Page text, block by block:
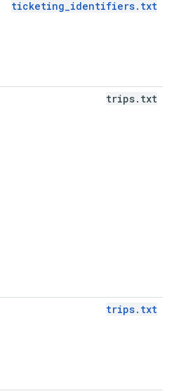
ticketing_identifiers.txt
trips. txt
trips.txt